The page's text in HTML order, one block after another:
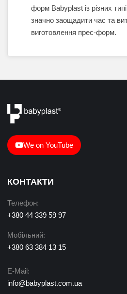
форм Babyplast із різних
значно заощадити час та
виготовлення прес-форм.
We on YouTube
КОНТАКТИ
Телефон:
+380 44 339 59 97
Мобільний:
+380 63 384 13 15
E-Mail:
info@babyplast.com.ua